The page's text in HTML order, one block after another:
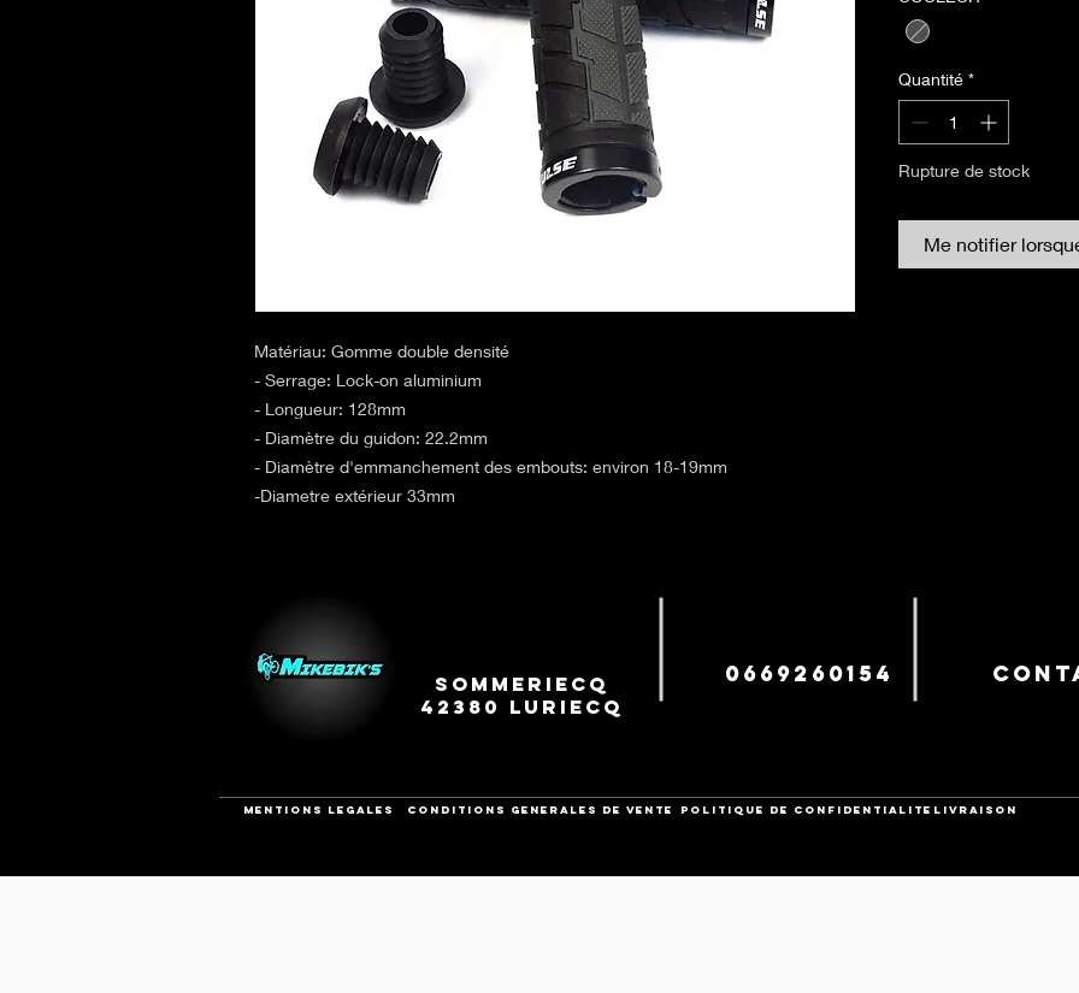
Matériau: Gomme double densité
- Serrage: Lock-on aluminium
- Longueur: 128mm
- Diamètre du guidon: 22.2mm
- Diamètre d'emmanchement des embouts: environ 18-19mm
-Diametre extérieur 33mm
Quantité *
Rupture de stock
Me notifier
Sommeriecq
42380 Luriecq
0669260154
Mentions legales CONDITIONS GENERALES DE VENTE Livraison
POLITIQUE DE CONFIDENTIALITE